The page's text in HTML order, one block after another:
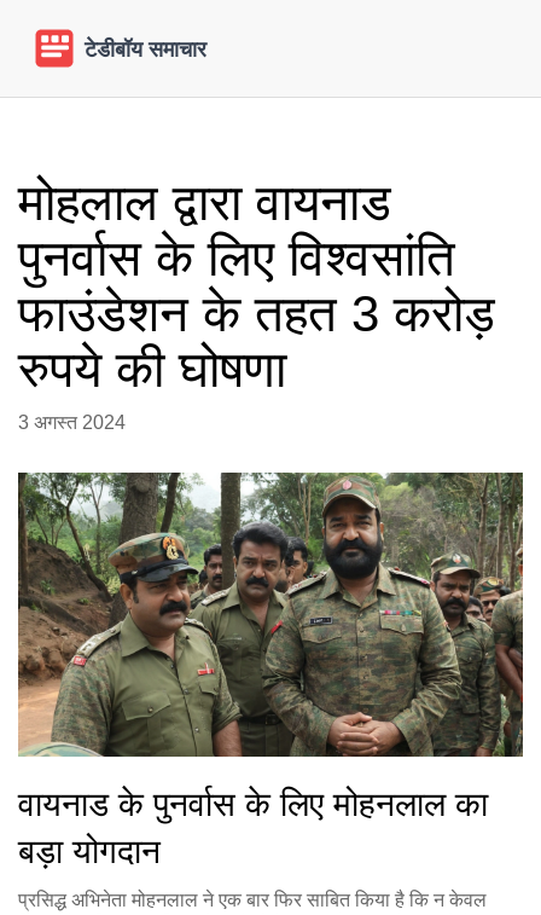
मोहलाल द्वारा वायनाड
पुनर्वास के लिए विश्वसांति
फाउंडेशन के तहत 3 करोड़
रुपये की घोषणा
3 अगस्त 2024
वायनाड के पुनर्वास के लिए मोहनलाल का
बड़ा योगदान
प्रसिद्ध अभिनेता मोहनलाल ने एक बार फिर साबित किया है कि न केवल